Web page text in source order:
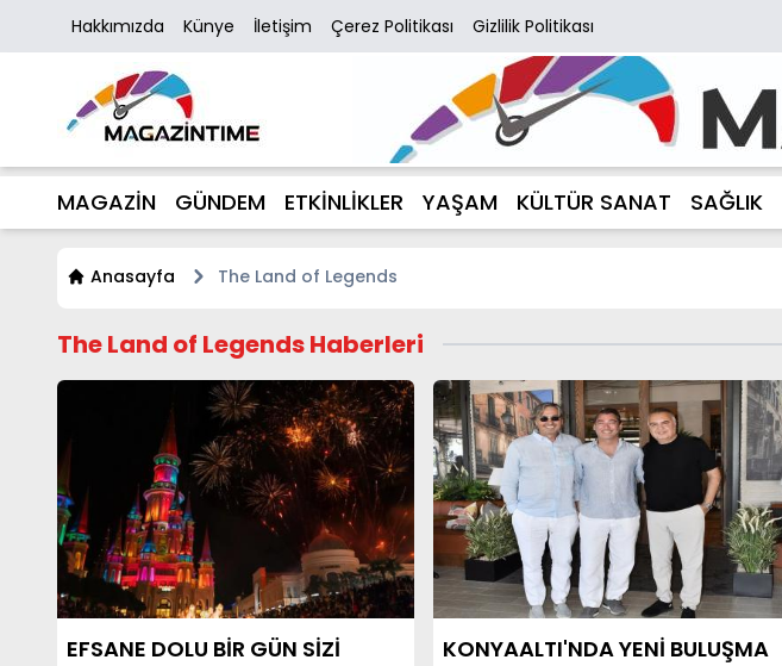
Hakkımızda Künye İletişim Çerez Politikası Gizlilik Politikası
MAGAZİN GÜNDEM ETKİNLİKLER YAŞAM KÜLTÜR SANAT SAĞLIK
Anasayfa The Land of Legends
The Land of Legends Haberleri
EFSANE DOLU BİR GÜN SİZİ
KONYAALTI'NDA YENİ BULUŞMA